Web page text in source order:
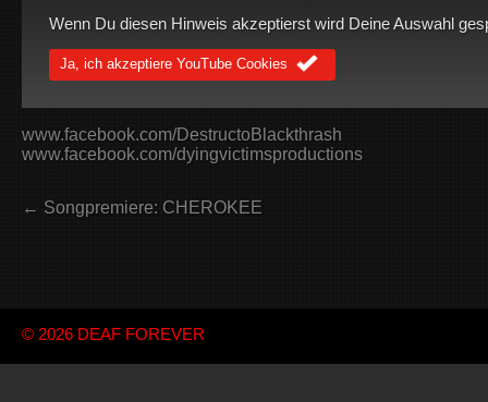
Wenn Du diesen Hinweis akzeptierst wird Deine Auswahl
Ja, ich akzeptiere YouTube Cookies
www.facebook.com/DestructoBlackthrash
www.facebook.com/dyingvictimsproductions
← Songpremiere: CHEROKEE
© 2026 DEAF FOREVER